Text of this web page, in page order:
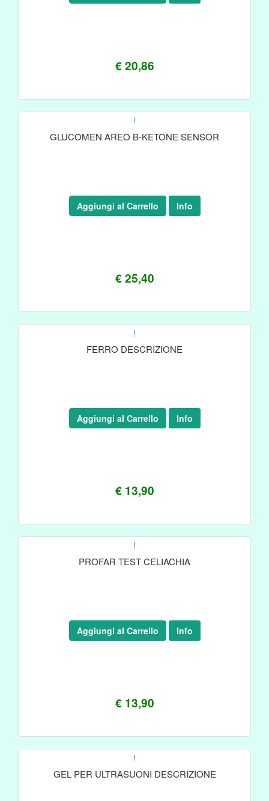
€ 20,86
!
GLUCOMEN AREO B-KETONE SENSOR
€ 25,40
Aggiungi al Carrello Info
!
FERRO DESCRIZIONE
€ 13,90
Aggiungi al Carrello Info
!
PROFAR TEST CELIACHIA
€ 13,90
Aggiungi al Carrello Info
!
GEL PER ULTRASUONI DESCRIZIONE